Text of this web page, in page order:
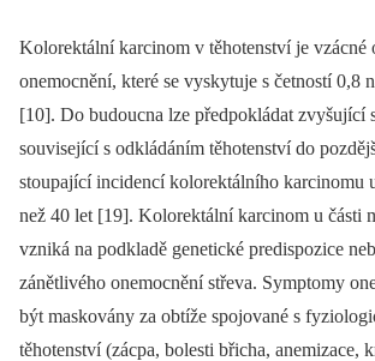
Kolorektální karcinom v těhotenství je vzácné
onemocnění, které se vyskytuje s četností 0,8
[10]. Do budoucna lze předpokládat zvyšující
související s odkládáním těhotenství do
stoupající incidencí kolorektálního karcinomu
než 40 let [19]. Kolorektální karcinom u části
vzniká na podkladě genetické predispozice
zánětlivého onemocnění střeva. Symptomy
být maskovány za obtíže spojované s
těhotenství (zácpa, bolesti břicha, anemizace,